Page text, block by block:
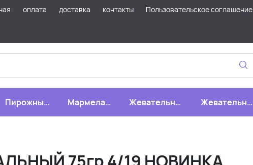
оплата доставка контакты Пользовательское соглашение
Пирожные,
бисквиты,
Мармелад,
зефир,
Жевательная
резинка
Жевательные
конфеты